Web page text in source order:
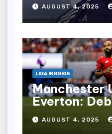
AUGUST 4, 2025
LIGA INGGRIS
Manchester
Everton:
Mbeumo
Menghadapi
AUGUST 4, 2025